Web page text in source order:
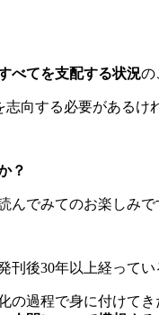
べてを支配する状況の
向する必要があるけ
？
んでみてのお楽しみ
刊後30年以上経って
の過程で身に付けてき